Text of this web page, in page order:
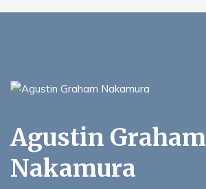
Agustin Graham
Nakamura